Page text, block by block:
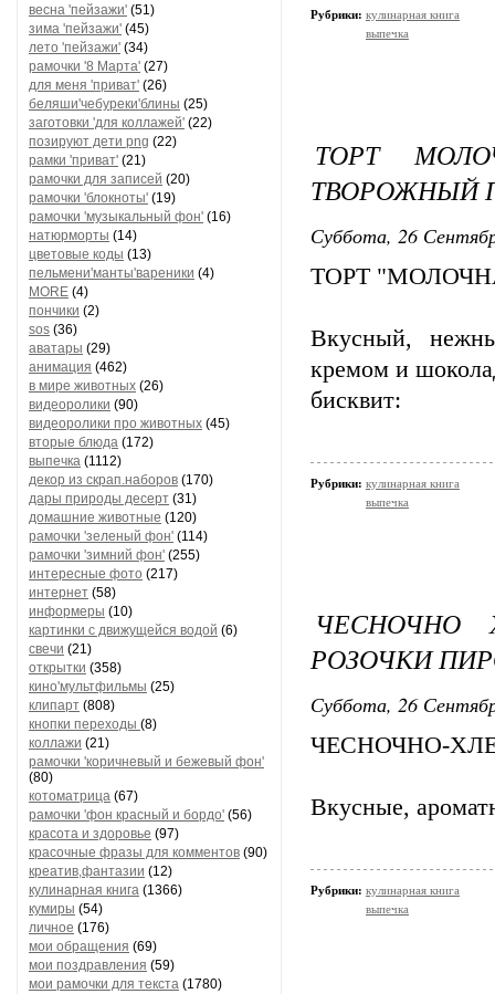
весна 'пейзажи' (51)
зима 'пейзажи' (45)
лето 'пейзажи' (34)
рамочки '8 Марта' (27)
для меня 'приват' (26)
беляши'чебуреки'блины (25)
заготовки 'для коллажей' (22)
позируют дети png (22)
рамки 'приват' (21)
рамочки для записей (20)
рамочки 'блокноты' (19)
рамочки 'музыкальный фон' (16)
натюрморты (14)
цветовые коды (13)
пельмени'манты'вареники (4)
MORE (4)
пончики (2)
sos (36)
аватары (29)
анимация (462)
в мире животных (26)
видеоролики (90)
видеоролики про животных (45)
вторые блюда (172)
выпечка (1112)
декор из скрап.наборов (170)
дары природы десерт (31)
домашние животные (120)
рамочки 'зеленый фон' (114)
рамочки 'зимний фон' (255)
интересные фото (217)
интернет (58)
информеры (10)
картинки с движущейся водой (6)
свечи (21)
открытки (358)
кино'мультфильмы (25)
клипарт (808)
кнопки переходы (8)
коллажи (21)
рамочки 'коричневый и бежевый фон'
(80)
котоматрица (67)
рамочки 'фон красный и бордо' (56)
красота и здоровье (97)
красочные фразы для комментов (90)
креатив,фантазии (12)
кулинарная книга (1366)
кумиры (54)
личное (176)
мои обращения (69)
мои поздравления (59)
мои рамочки для текста (1780)
Рубрики: кулинарная книга
выпечка
ТОРТ
ТВОРОЖНЫЙ
Суббота, 26
ТОРТ
Вкусный,
кремом и
бисквит:
Рубрики: кулинарная книга
выпечка
ЧЕСНОЧНО
РОЗОЧКИ
Суббота, 26
ЧЕСНОЧНО-
Вкусные,
Рубрики: кулинарная книга
выпечка